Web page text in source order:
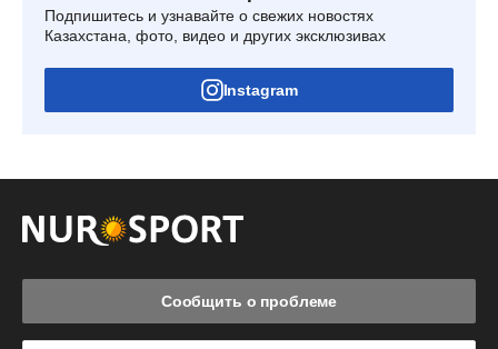
Подпишитесь и узнавайте о свежих новостях
Казахстана, фото, видео и других эксклюзивах
Instagram
Сообщить о проблеме